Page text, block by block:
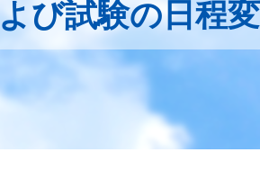
び試験の日程